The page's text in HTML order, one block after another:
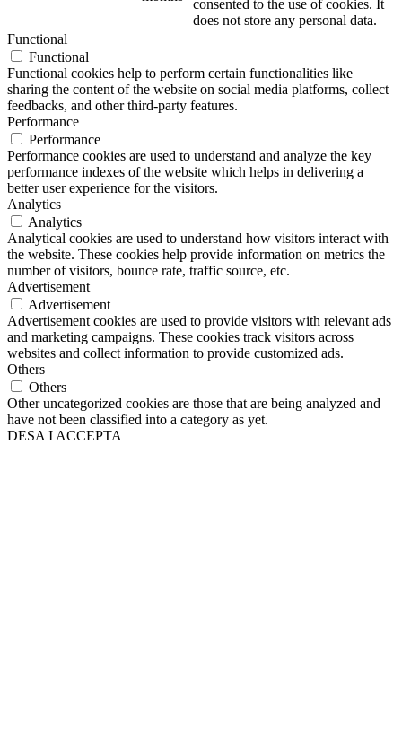
consented to the use of cookies. It
does not store any personal data.
Functional
Functional
Functional cookies help to perform certain functionalities like
sharing the content of the website on social media platforms, collect
feedbacks, and other third-party features.
Performance
Performance
Performance cookies are used to understand and analyze the key
performance indexes of the website which helps in delivering a
better user experience for the visitors.
Analytics
Analytics
Analytical cookies are used to understand how visitors interact with
the website. These cookies help provide information on metrics the
number of visitors, bounce rate, traffic source, etc.
Advertisement
Advertisement
Advertisement cookies are used to provide visitors with relevant ads
and marketing campaigns. These cookies track visitors across
websites and collect information to provide customized ads.
Others
Others
Other uncategorized cookies are those that are being analyzed and
have not been classified into a category as yet.
DESA I ACCEPTA